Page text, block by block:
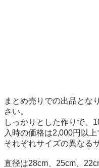
まとめ売りでの出品とな
さい。
しっかりとした作りで、
入時の価格は2,000円以上
それぞれサイズの異なる
直径は28cm、25cm、